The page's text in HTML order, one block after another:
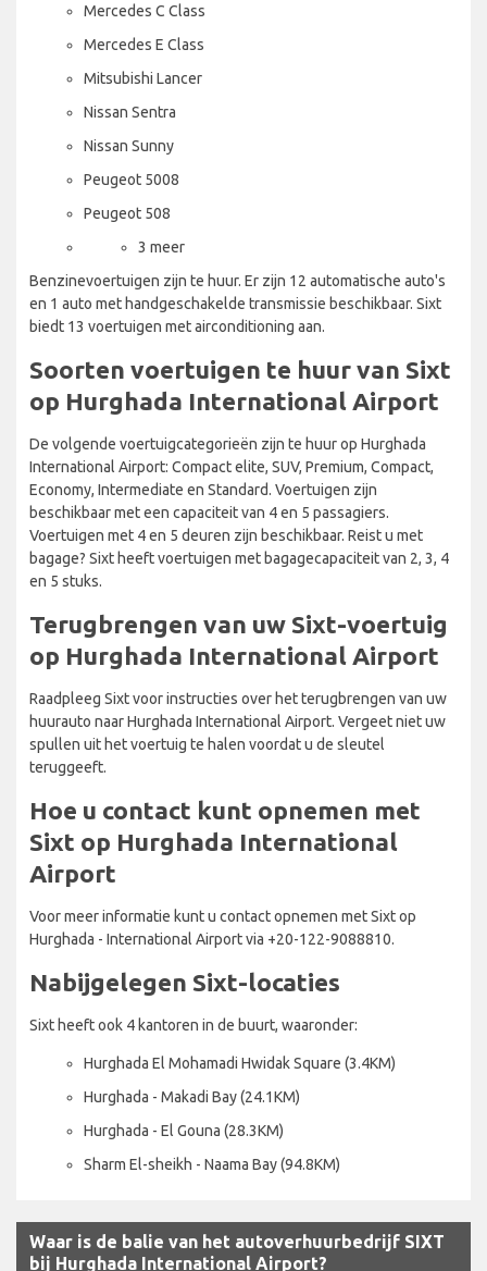
Mercedes C Class
Mercedes E Class
Mitsubishi Lancer
Nissan Sentra
Nissan Sunny
Peugeot 5008
Peugeot 508
3 meer
Benzinevoertuigen zijn te huur. Er zijn 12 automatische auto's
en 1 auto met handgeschakelde transmissie beschikbaar. Sixt
biedt 13 voertuigen met airconditioning aan.
Soorten voertuigen te huur van Sixt
op Hurghada International Airport
De volgende voertuigcategorieën zijn te huur op Hurghada
International Airport: Compact elite, SUV, Premium, Compact,
Economy, Intermediate en Standard. Voertuigen zijn
beschikbaar met een capaciteit van 4 en 5 passagiers.
Voertuigen met 4 en 5 deuren zijn beschikbaar. Reist u met
bagage? Sixt heeft voertuigen met bagagecapaciteit van 2, 3, 4
en 5 stuks.
Terugbrengen van uw Sixt-voertuig
op Hurghada International Airport
Raadpleeg Sixt voor instructies over het terugbrengen van uw
huurauto naar Hurghada International Airport. Vergeet niet uw
spullen uit het voertuig te halen voordat u de sleutel
teruggeeft.
Hoe u contact kunt opnemen met
Sixt op Hurghada International
Airport
Voor meer informatie kunt u contact opnemen met Sixt op
Hurghada - International Airport via +20-122-9088810.
Nabijgelegen Sixt-locaties
Sixt heeft ook 4 kantoren in de buurt, waaronder:
Hurghada El Mohamadi Hwidak Square (3.4KM)
Hurghada - Makadi Bay (24.1KM)
Hurghada - El Gouna (28.3KM)
Sharm El-sheikh - Naama Bay (94.8KM)
Waar is de balie van het autoverhuurbedrijf SIXT
bij Hurghada International Airport?